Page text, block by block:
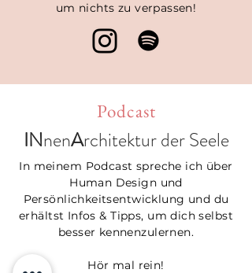
um nichts zu verpassen!
Podcast
INnenArchitektur der Seele
In meinem Podcast spreche ich über
Human Design und
Persönlichkeitsentwicklung und du
erhältst Infos & Tipps, um dich selbst
besser kennenzulernen.
Hör mal rein!